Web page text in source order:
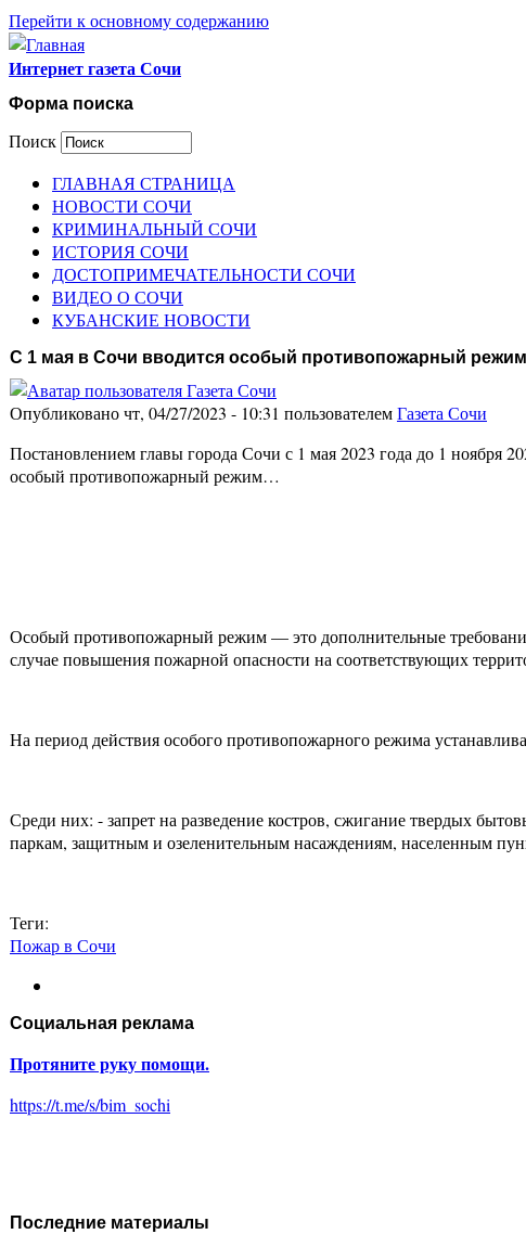
Перейти к основному содержанию
Интернет газета Сочи
Форма поиска
Поиск
ГЛАВНАЯ СТРАНИЦА
НОВОСТИ СОЧИ
КРИМИНАЛЬНЫЙ СОЧИ
ИСТОРИЯ СОЧИ
ДОСТОПРИМЕЧАТЕЛЬНОСТИ СОЧИ
ВИДЕО О СОЧИ
КУБАНСКИЕ НОВОСТИ
С 1 мая в Сочи вводится особый противопожарный режим
Опубликовано чт, 04/27/2023 - 10:31 пользователемГазета Сочи
Постановлением главы города Сочи с 1 мая 2023 года до 1 ноября
особый противопожарный режим…
Особый противопожарный режим — это дополнительные
случае повышения пожарной опасности на соответствующих
На период действия особого противопожарного режима
Среди них: - запрет на разведение костров, сжигание твердых
паркам, защитным и озеленительным насаждениям, населенным
Теги:
Пожар в Сочи
Социальная реклама
Протяните руку помощи.
https://t.me/s/bim_sochi
Последние материалы